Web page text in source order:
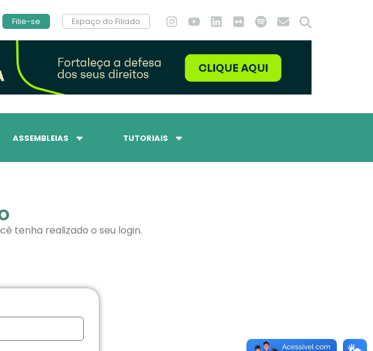
Filie-se Espaço do Filiado
ASSEMBLEIAS TUTORIAIS
tenha realizado o seu login.